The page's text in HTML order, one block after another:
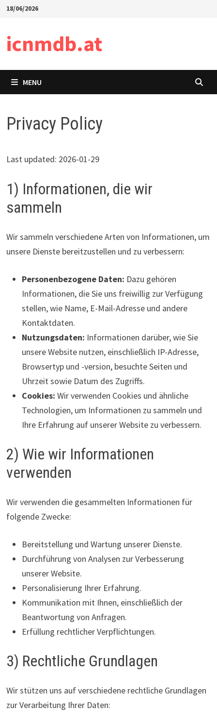
Skip18/06/2026
icnmdb.at
MENU
Privacy Policy
Last updated: 2026-01-29
1) Informationen, die wir
sammeln
Wir sammeln verschiedene Arten von Informationen, um
unsere Dienste bereitzustellen und zu verbessern:
Personenbezogene Daten: Dazu gehören
Informationen, die Sie uns freiwillig zur Verfügung
stellen, wie Name, E-Mail-Adresse und andere
Kontaktdaten.
Nutzungsdaten: Informationen darüber, wie Sie
unsere Website nutzen, einschließlich IP-Adresse,
Browsertyp und -version, besuchte Seiten und
Uhrzeit sowie Datum des Zugriffs.
Cookies: Wir verwenden Cookies und ähnliche
Technologien, um Informationen zu sammeln und
Ihre Erfahrung auf unserer Website zu verbessern.
2) Wie wir Informationen
verwenden
Wir verwenden die gesammelten Informationen für
folgende Zwecke:
Bereitstellung und Wartung unserer Dienste.
Durchführung von Analysen zur Verbesserung
unserer Website.
Personalisierung Ihrer Erfahrung.
Kommunikation mit Ihnen, einschließlich der
Beantwortung von Anfragen.
Erfüllung rechtlicher Verpflichtungen.
3) Rechtliche Grundlagen
Wir stützen uns auf verschiedene rechtliche Grundlagen
zur Verarbeitung Ihrer Daten: